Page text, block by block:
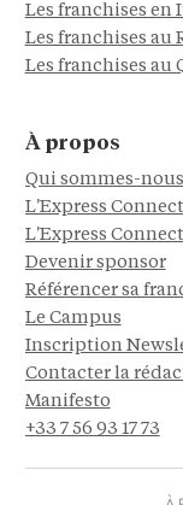
Les franchises en
Les franchises au
Les franchises au
À propos
Qui sommes-nous
L'Express Connect
L'Express
Devenir sponsor
Référencer sa
Le Campus
Inscription
Contacter la
Manifesto
+33 7 56 93 17 73